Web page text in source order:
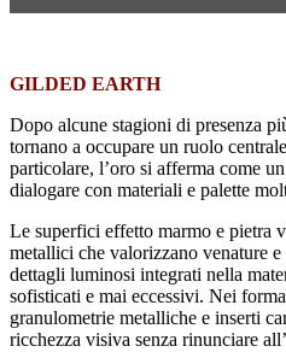
GILDED EARTH
Dopo alcune stagioni di presenza
tornano a occupare un ruolo
particolare, l’oro si afferma come
dialogare con materiali e palette
Le superfici effetto marmo e pietra
metallici che valorizzano venature
dettagli luminosi integrati nella
sofisticati e mai eccessivi. Nei
granulometrie metalliche e inserti
ricchezza visiva senza rinunciare